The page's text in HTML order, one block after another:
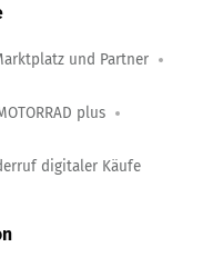
und Partner
plus
digitaler Käufe